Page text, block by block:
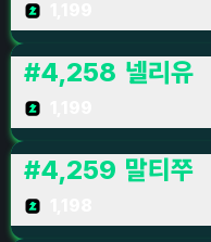
#4,258 넬리유
#4,259 말티쭈